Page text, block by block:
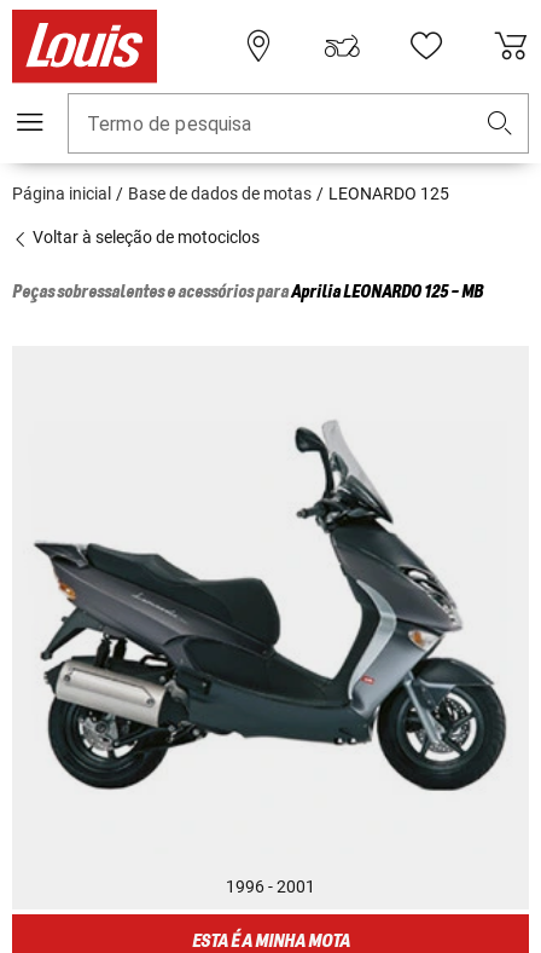
Termo de pesquisa
Página inicial Base de dados de motas LEONARDO 125
Voltar à seleção de motociclos
Peças sobressalentes e acessórios paraApriliaLEONARDO 125 - MB
1996 - 2001
ESTA É A MINHA MOTA